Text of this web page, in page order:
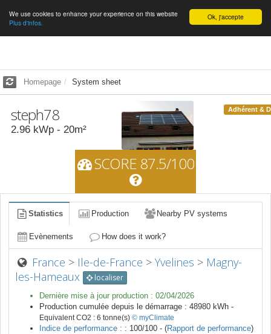
English Ok, j'accepte
We use cookies to enhance your experience on this website
Plus d'infos.
Homepage System sheet
steph78
2.96 kWp - 20m²
Adhérent &
SCORE 87.5/100
Statistics Production Nearby PV systems
Evènements How does it work?
France > Ile-de-France >Yvelines > Magny-
les-Hameaux
localiser
Dernière mise à jour production : 02/04/2026
Production cumulée depuis le démarrage : 48980 kWh -
Equivalent CO2 : 6 tonne(s) © myClimate
Indice de performance : : 100/100 - (Rapport de performance)